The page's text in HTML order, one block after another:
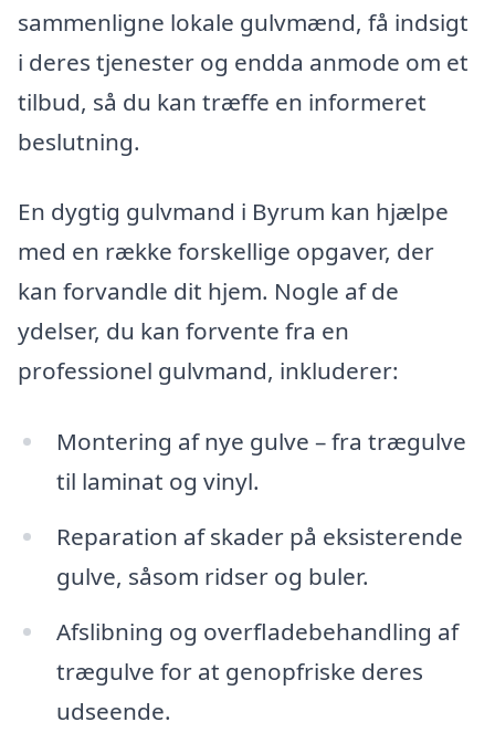
sammenligne lokale gulvmænd, få indsigt
i deres tjenester og endda anmode om et
tilbud, så du kan træffe en informeret
beslutning.
En dygtig gulvmand i Byrum kan hjælpe
med en række forskellige opgaver, der
kan forvandle dit hjem. Nogle af de
ydelser, du kan forvente fra en
professionel gulvmand, inkluderer:
Montering af nye gulve – fra trægulve
til laminat og vinyl.
Reparation af skader på eksisterende
gulve, såsom ridser og buler.
Afslibning og overfladebehandling af
trægulve for at genopfriske deres
udseende.